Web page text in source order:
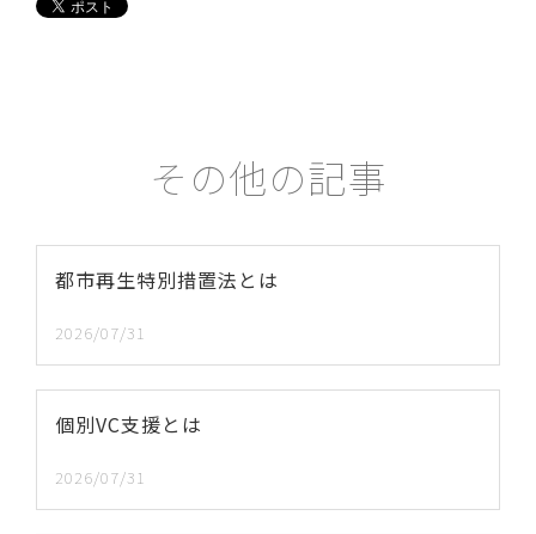
その他の記事
都市再生特別措置法とは
2026/07/31
個別VC支援とは
2026/07/31